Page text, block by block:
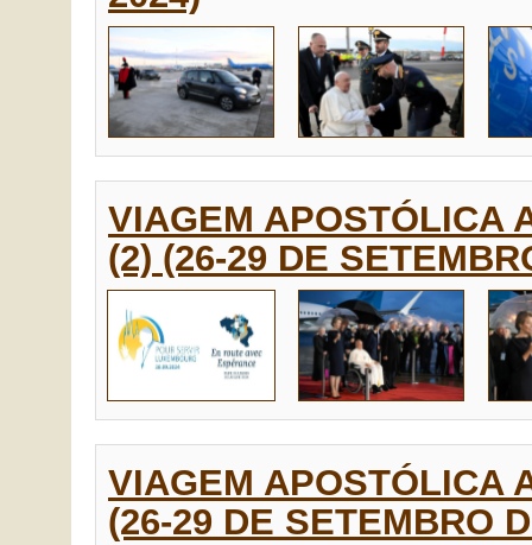
VIAGEM APOSTÓLICA
(2) (26-29 DE
VIAGEM APOSTÓLICA
(26-29 DE SETEMBRO